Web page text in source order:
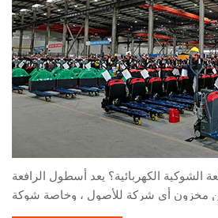
الشوكية الكهربائية؟ يعد أسطول الرافعة
من مخزون أي شركة للأصول ، وخاصة شوكة
يستخدمون بطاريات الحمضات الرصاصية أو